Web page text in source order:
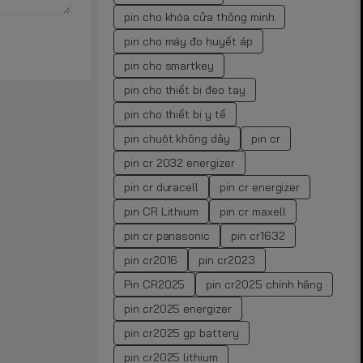
pin cho khóa cửa thông minh
pin cho máy đo huyết áp
pin cho smartkey
pin cho thiết bị đeo tay
pin cho thiết bị y tế
pin chuột không dây
pin cr
pin cr 2032 energizer
pin cr duracell
pin cr energizer
pin CR Lithium
pin cr maxell
pin cr panasonic
pin cr1632
pin cr2016
pin cr2023
Pin CR2025
pin cr2025 chính hãng
pin cr2025 energizer
pin cr2025 gp battery
pin cr2025 lithium